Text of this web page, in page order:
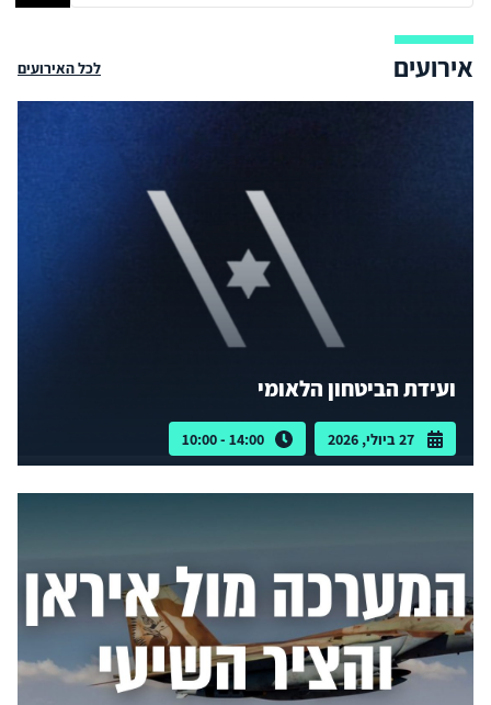
אירועים לכל האירועים
ועידת הביטחון הלאומי
27 ביולי, 2026 14:00 - 10:00